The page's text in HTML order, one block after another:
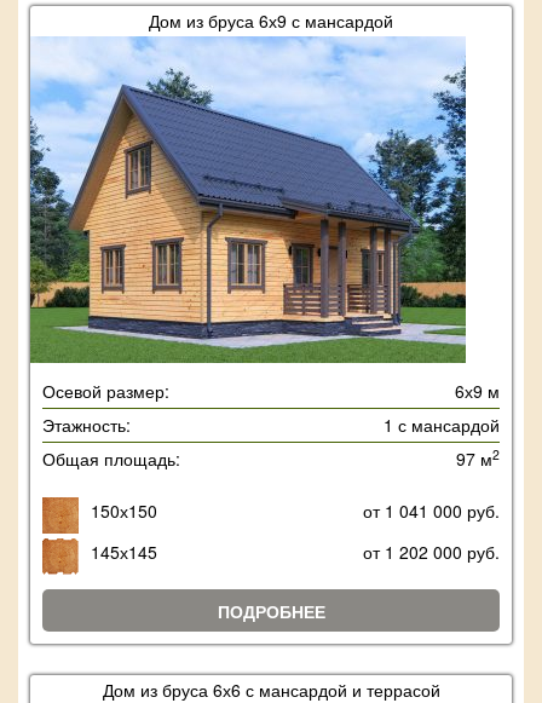
Дом из бруса 6х9 с мансардой
Осевой размер:
6х9 м
Этажность:
1 с мансардой
Общая площадь:
97 м2
150х150
от 1 041 000 руб.
145х145
от 1 202 000 руб.
ПОДРОБНЕЕ
Дом из бруса 6х6 с мансардой и террасой